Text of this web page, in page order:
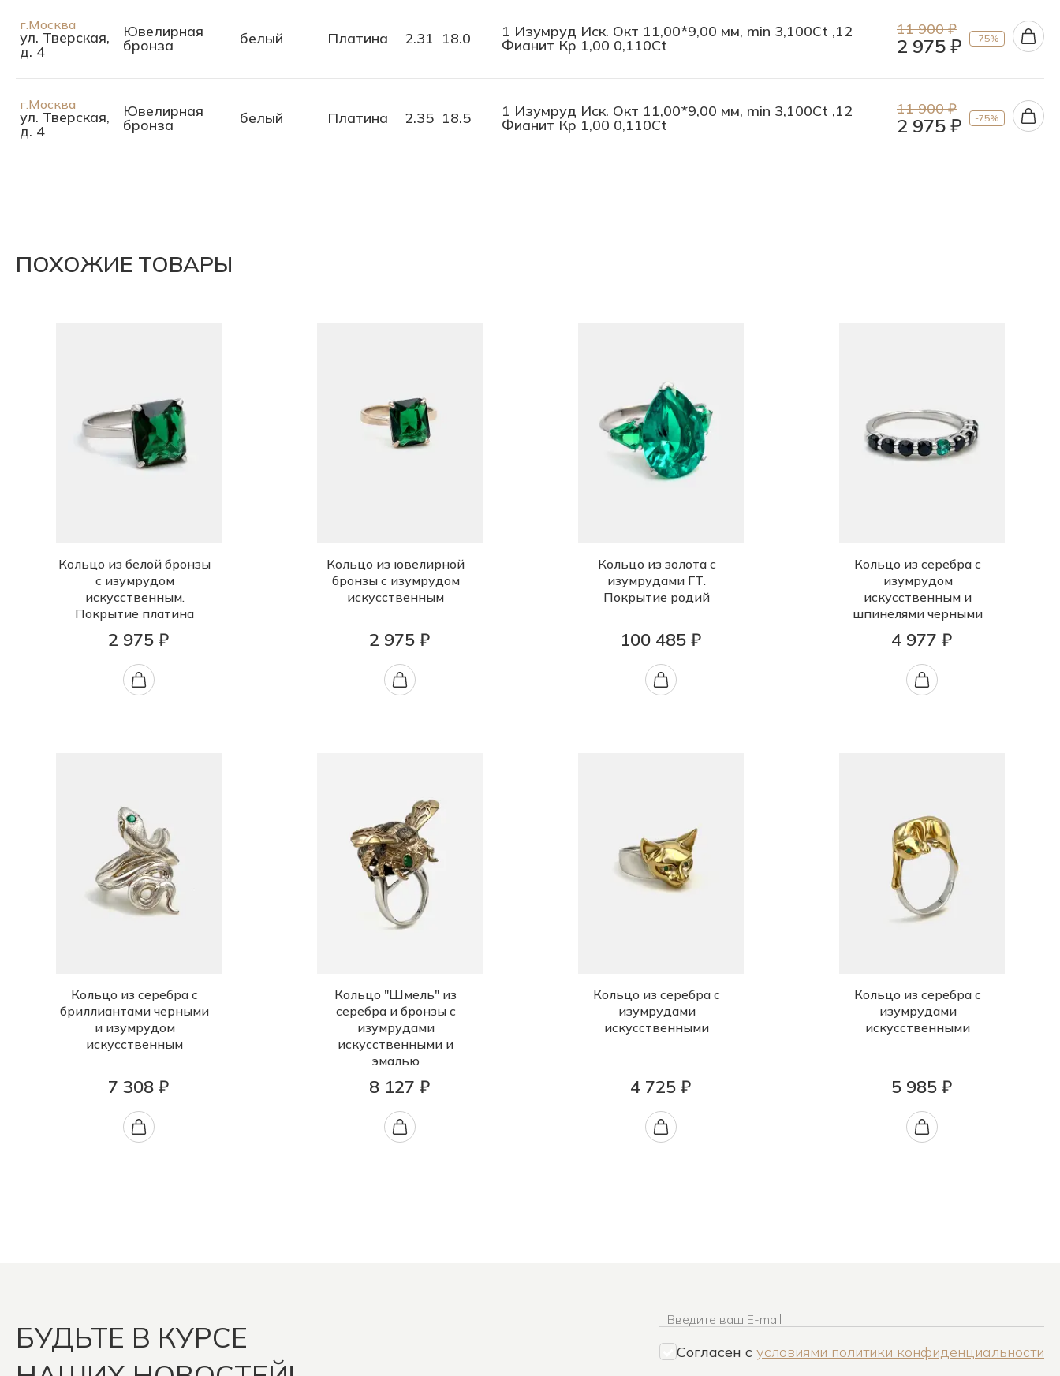
г.Москва
ул. Тверская,
д. 4
Ювелирная
бронза белый Платина 2.31 18.0 1 Изумруд Иск. Окт 11,00*9,00 мм, min 3,100Ct ,12
Фианит Кр 1,00 0,110Ct
11 900 ₽
2 975 ₽ -75%
г.Москва
ул. Тверская,
д. 4
Ювелирная
бронза белый Платина 2.35 18.5 1 Изумруд Иск. Окт 11,00*9,00 мм, min 3,100Ct ,12
Фианит Кр 1,00 0,110Ct
11 900 ₽
2 975 ₽ -75%
ПОХОЖИЕ ТОВАРЫ
Кольцо из белой бронзы
с изумрудом
искусственным.
Покрытие платина
2 975 ₽
Кольцо из ювелирной
бронзы с изумрудом
искусственным
2 975 ₽
Кольцо из золота с
изумрудами ГТ.
Покрытие родий
100 485 ₽
Кольцо из серебра с
изумрудом
искусственным и
шпинелями черными
4 977 ₽
Кольцо из серебра с
бриллиантами черными
и изумрудом
искусственным
7 308 ₽
Кольцо "Шмель" из
серебра и бронзы с
изумрудами
искусственными и
эмалью
8 127 ₽
Кольцо из серебра с
изумрудами
искусственными
4 725 ₽
Кольцо из серебра с
изумрудами
искусственными
5 985 ₽
БУДЬТЕ В КУРСЕ
Введите ваш E-mail
Согласен c условиями политики конфиденциальности